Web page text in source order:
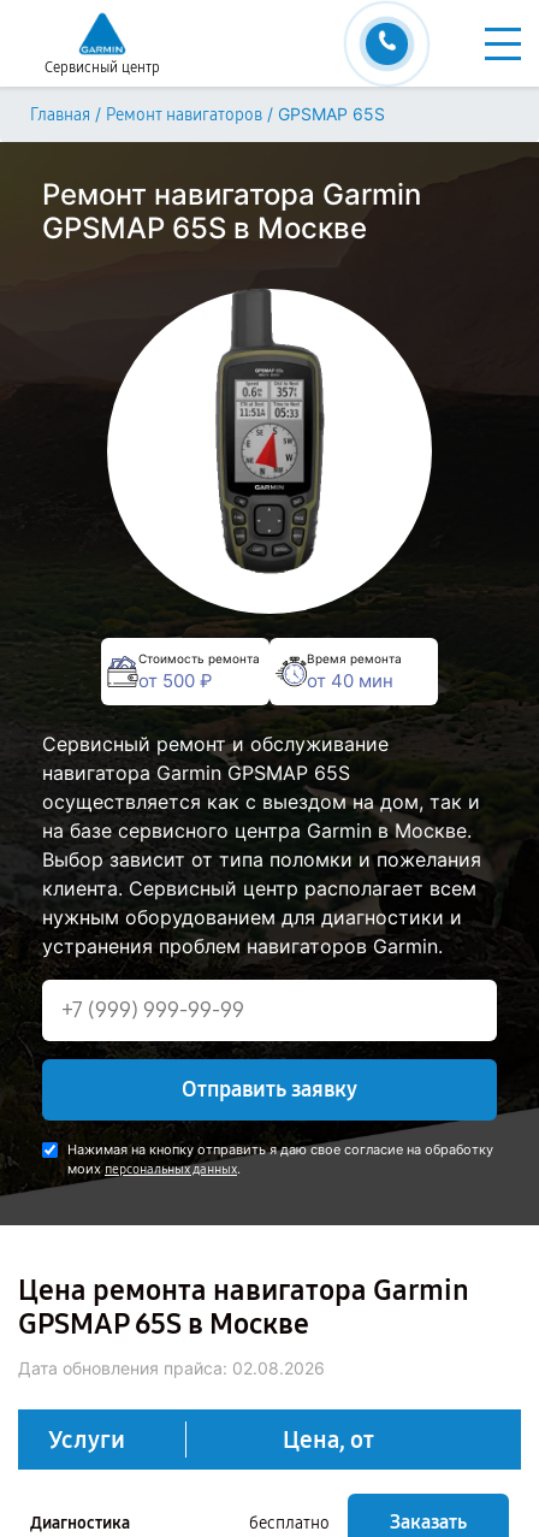
Сервисный центр
Главная / Ремонт навигаторов / GPSMAP 65S
Ремонт навигатора Garmin
GPSMAP 65S в Москве
Стоимость ремонта
от 500 ₽
Время ремонта
от 40 мин
Сервисный ремонт и обслуживание
навигатора Garmin GPSMAP 65S
осуществляется как с выездом на дом, так и
на базе сервисного центра Garmin в Москве.
Выбор зависит от типа поломки и пожелания
клиента. Сервисный центр располагает всем
нужным оборудованием для диагностики и
устранения проблем навигаторов Garmin.
Отправить заявку
Нажимая на кнопку отправить я даю свое согласие на обработку
моих персональных данных.
Цена ремонта навигатора Garmin
GPSMAP 65S в Москве
Дата обновления прайса: 02.08.2026
Услуги Цена, от
Диагностика бесплатно Заказать